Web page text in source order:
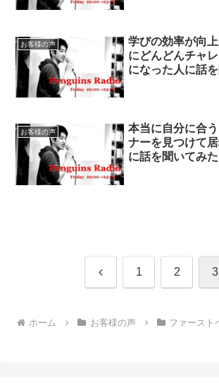
お客様の声
学びの効率が向
にどんどんチャ
になった人に話
お客様の声
本当に自分に合
ナーを見つけて
に話を聞いてみた
前 1 2 3
ホーム お客様の声 ファースト